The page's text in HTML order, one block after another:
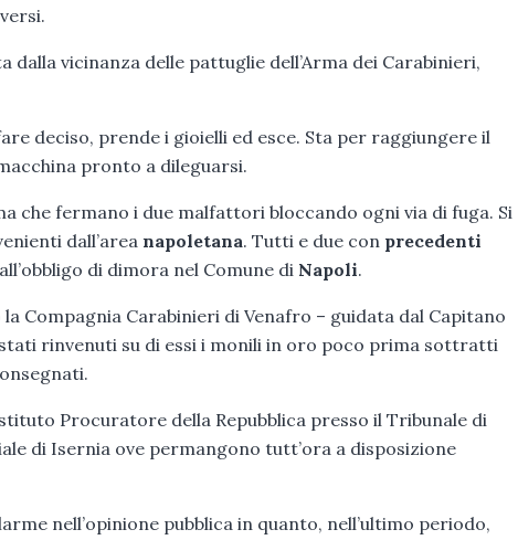
vicinanza delle pattuglie dell’Arma dei Carabinieri,
deciso, prende i gioielli ed esce. Sta per raggiungere il
pronto a dileguarsi.
che fermano i due malfattori bloccando ogni via di fuga. Si
dall’area napoletana. Tutti e due con precedenti
di dimora nel Comune di Napoli.
Compagnia Carabinieri di Venafro – guidata dal Capitano
rinvenuti su di essi i monili in oro poco prima sottratti
Procuratore della Repubblica presso il Tribunale di
di Isernia ove permangono tutt’ora a disposizione
nell’opinione pubblica in quanto, nell’ultimo periodo,